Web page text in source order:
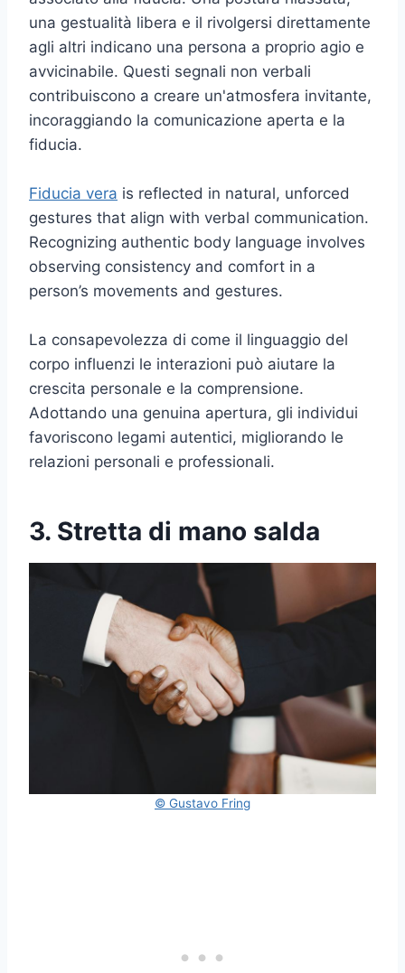
una gestualità libera e il rivolgersi direttamente
agli altri indicano una persona a proprio agio e
avvicinabile. Questi segnali non verbali
contribuiscono a creare un'atmosfera invitante,
incoraggiando la comunicazione aperta e la
fiducia.
Fiducia vera is reflected in natural, unforced
gestures that align with verbal communication.
Recognizing authentic body language involves
observing consistency and comfort in a
person’s movements and gestures.
La consapevolezza di come il linguaggio del
corpo influenzi le interazioni può aiutare la
crescita personale e la comprensione.
Adottando una genuina apertura, gli individui
favoriscono legami autentici, migliorando le
relazioni personali e professionali.
3. Stretta di mano salda
© Gustavo Fring